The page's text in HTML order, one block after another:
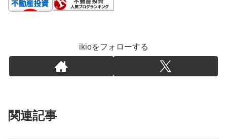
ikioをフォローする
関連記事